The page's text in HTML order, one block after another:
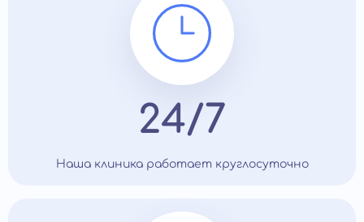
24/7
Наша клиника работает круглосуточно